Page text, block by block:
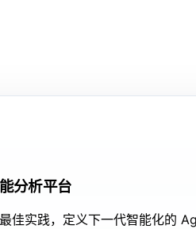
分析平台
佳实践，定义下一代智能化的